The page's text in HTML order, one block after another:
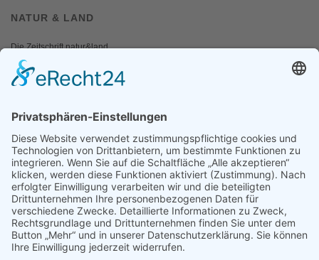
NATUR & LAND
Die Zeitschrift natur&land
Archiv
Mediadaten
Fotos und Logos
Presseaussendungen
Presse
Presseinformationen abonnieren
ÜBER UNS
Naturschutzbund